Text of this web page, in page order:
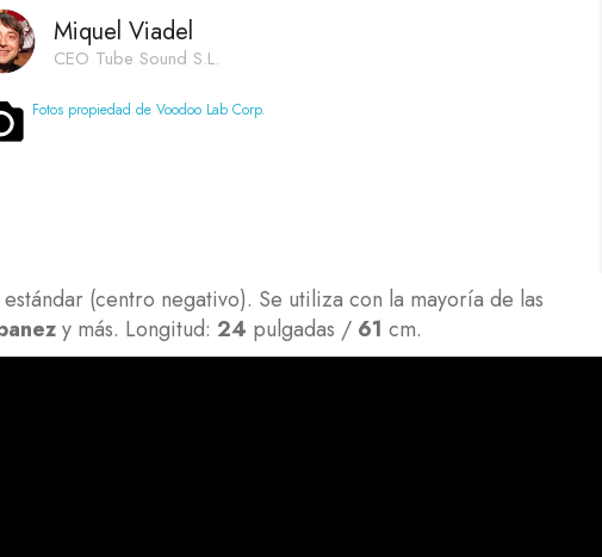
Miquel Viadel
CEO Tube Sound S.L.
Fotos propiedad de Voodoo Lab Corp.
(centro negativo). Se utiliza con la mayoría de las
y más. Longitud: 24 pulgadas / 61 cm.